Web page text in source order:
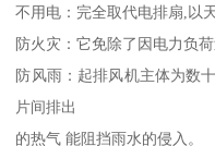
不用电：完全取代电排扇,以
防火灾：它免除了因电力负
防风雨：起排风机主体为数
片间排出
的热气 能阻挡雨水的侵入。